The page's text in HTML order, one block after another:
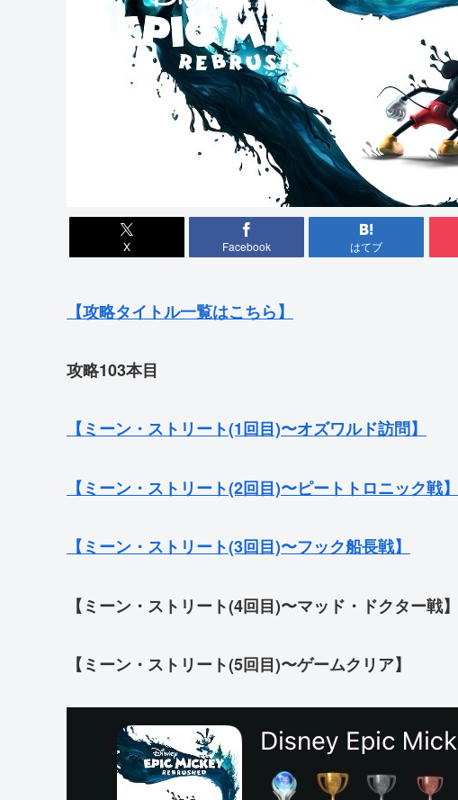
X Facebook はてブ
【攻略タイトル一覧はこちら】
攻略103本目
【ミーン・ストリート(1回目)〜オズワルド訪問】
【ミーン・ストリート(2回目)〜ピートトロニック戦】
【ミーン・ストリート(3回目)〜フック船長戦】
【ミーン・ストリート(4回目)〜マッド・ドクター戦】
【ミーン・ストリート(5回目)〜ゲームクリア】